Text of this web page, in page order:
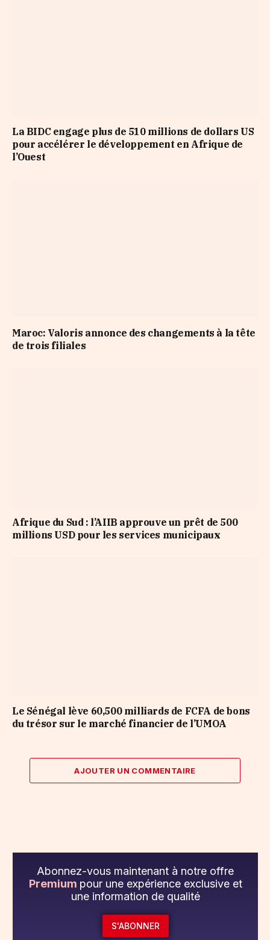
La BIDC engage plus de 510 millions de dollars US
pour accélérer le développement en Afrique de
l’Ouest
Maroc: Valoris annonce des changements à la tête
de trois filiales
Afrique du Sud : l’AIIB approuve un prêt de 500
millions USD pour les services municipaux
Le Sénégal lève 60,500 milliards de FCFA de bons
du trésor sur le marché financier de l’UMOA
AJOUTER UN COMMENTAIRE
Abonnez-vous maintenant à notre offre
Premium pour une expérience exclusive et
une information de qualité
S'ABONNER